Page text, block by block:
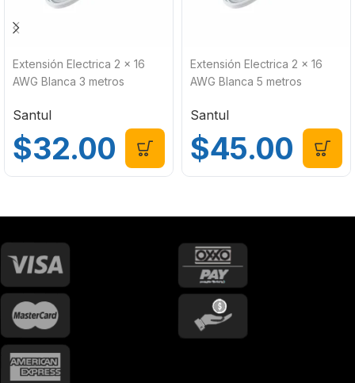
Extensión Electrica 2 x 16
AWG Blanca 3 metros
Santul
$32.00
Extensión Electrica 2 x 16
AWG Blanca 5 metros
Santul
$45.00